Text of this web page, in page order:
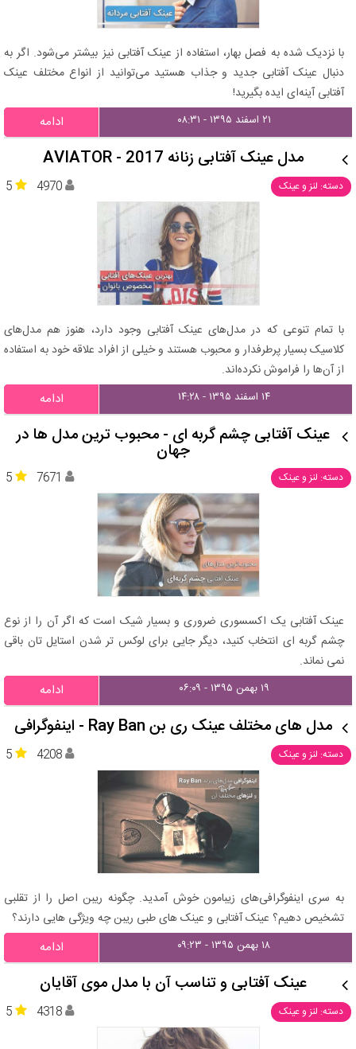
با نزدیک شده به فصل بهار، استفاده از عینک آفتابی نیز بیشتر می‌شود. اگر به
دنبال عینک آفتابی جدید و جذاب هستید می‌توانید از انواع مختلف عینک
آفتابی آینه‌ای ایده بگیرید!
۲۱ اسفند ۱۳۹۵ - ۰۸:۳۱ ادامه
مدل عینک آفتابی زنانه AVIATOR - 2017
دسته: لنز و عینک 5 4970
با تمام تنوعی که در مدل‌های عینک آفتابی وجود دارد، هنوز هم مدل‌های
کلاسیک بسیار پرطرفدار و محبوب هستند و خیلی‌ از افراد علاقه خود به استفاده
از آن‌ها را فراموش نکرده‌اند.
۱۴ اسفند ۱۳۹۵ - ۱۴:۲۸ ادامه
عینک آفتابی چشم گربه ای - محبوب ترین مدل ها در
جهان
دسته: لنز و عینک 5 7671
عینک آفتابی یک اکسسوری ضروری و بسیار شیک است که اگر آن را از نوع
چشم گربه ای انتخاب کنید، دیگر جایی برای لوکس تر شدن استایل تان باقی
نمی نماند.
۱۹ بهمن ۱۳۹۵ - ۰۶:۰۹ ادامه
مدل های مختلف عینک ری بن Ray Ban - اینفوگرافی
دسته: لنز و عینک 5 4208
به سری اینفوگرافی‌های زیبامون خوش آمدید. چگونه ریبن اصل را از تقلبی
تشخیص دهیم؟ عینک آفتابی و عینک های طبی ریبن چه ویژگی هایی دارند؟
۱۸ بهمن ۱۳۹۵ - ۰۹:۲۳ ادامه
عینک آفتابی و تناسب آن با مدل موی آقایان
دسته: لنز و عینک 5 4318